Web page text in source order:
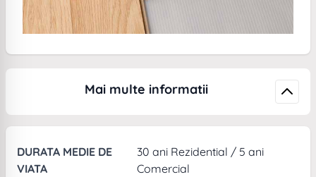
Mai multe informatii
DURATA MEDIE DE
VIATA
30 ani Rezidential / 5 ani
Comercial